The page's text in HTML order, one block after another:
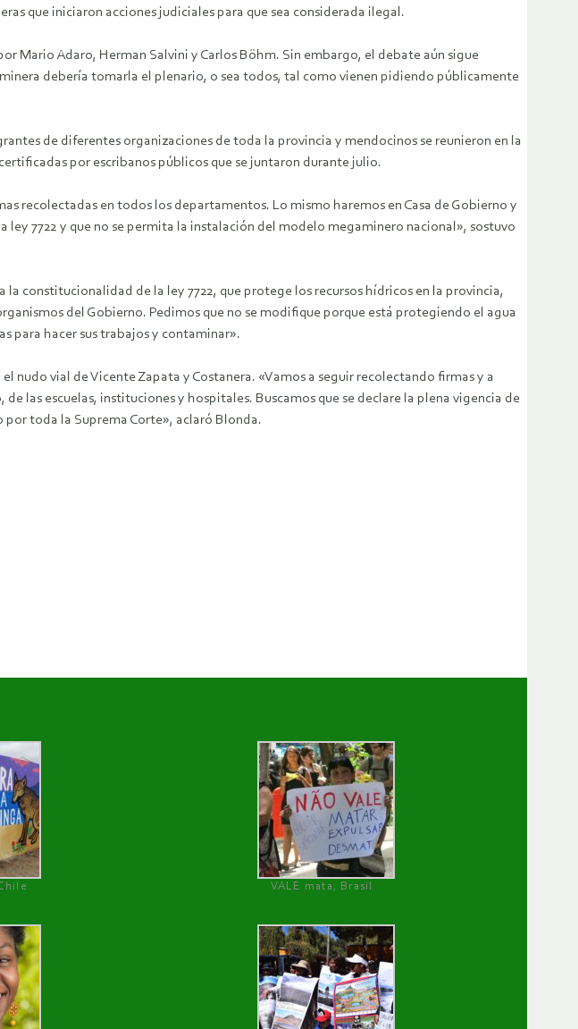
que iniciaron acciones judiciales para que sea considerada ilegal.
Mario Adaro, Herman Salvini y Carlos Böhm. Sin embargo, el debate aún sigue
debería tomarla el plenario, o sea todos, tal como vienen pidiendo públicamente
de diferentes organizaciones de toda la provincia y mendocinos se reunieron en la
por escribanos públicos que se juntaron durante julio.
recolectadas en todos los departamentos. Lo mismo haremos en Casa de Gobierno y
7722 y que no se permita la instalación del modelo megaminero nacional», sostuvo
constitucionalidad de la ley 7722, que protege los recursos hídricos en la provincia,
del Gobierno. Pedimos que no se modifique porque está protegiendo el agua
para hacer sus trabajos y contaminar».
nudo vial de Vicente Zapata y Costanera. «Vamos a seguir recolectando firmas y a
las escuelas, instituciones y hospitales. Buscamos que se declare la plena vigencia de
por toda la Suprema Corte», aclaró Blonda.
VALE mata, Brasil